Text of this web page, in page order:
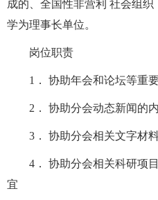
成的、全国性非营利 社会组
学为理事长单位。
岗位职责
1． 协助年会和论坛等重
2． 协助分会动态新闻的
3． 协助分会相关文字材
4． 协助分会相关科研项
宜